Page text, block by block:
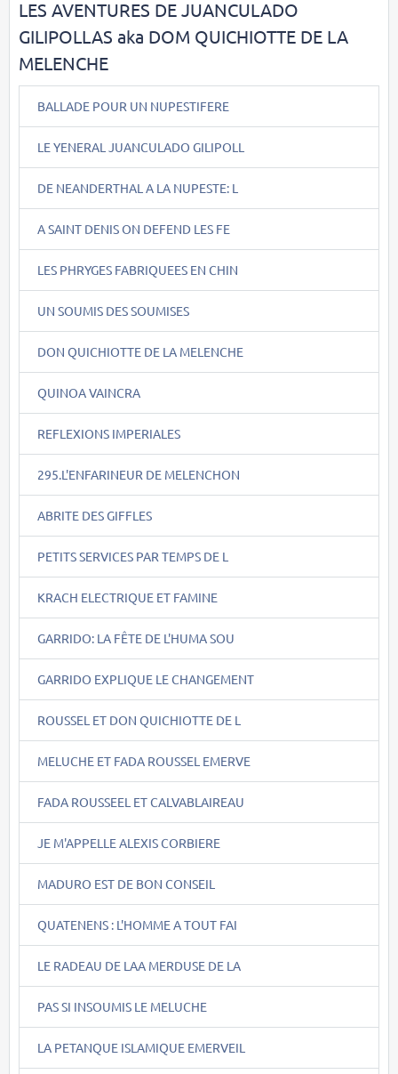
LES AVENTURES DE JUANCULADO
GILIPOLLAS aka DOM QUICHIOTTE DE LA
MELENCHE
BALLADE POUR UN NUPESTIFERE
LE YENERAL JUANCULADO GILIPOLL
DE NEANDERTHAL A LA NUPESTE: L
A SAINT DENIS ON DEFEND LES FE
LES PHRYGES FABRIQUEES EN CHIN
UN SOUMIS DES SOUMISES
DON QUICHIOTTE DE LA MELENCHE
QUINOA VAINCRA
REFLEXIONS IMPERIALES
295.L'ENFARINEUR DE MELENCHON
ABRITE DES GIFFLES
PETITS SERVICES PAR TEMPS DE L
KRACH ELECTRIQUE ET FAMINE
GARRIDO: LA FÊTE DE L'HUMA SOU
GARRIDO EXPLIQUE LE CHANGEMENT
ROUSSEL ET DON QUICHIOTTE DE L
MELUCHE ET FADA ROUSSEL EMERVE
FADA ROUSSEEL ET CALVABLAIREAU
JE M'APPELLE ALEXIS CORBIERE
MADURO EST DE BON CONSEIL
QUATENENS : L'HOMME A TOUT FAI
LE RADEAU DE LAA MERDUSE DE LA
PAS SI INSOUMIS LE MELUCHE
LA PETANQUE ISLAMIQUE EMERVEIL